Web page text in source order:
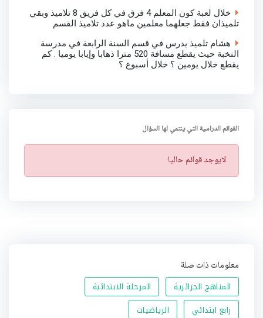
خلال لعبة كون المعلم 4 فرق في كل فريق 8 تلاميذ وبقي
تلميذان فقط جعلهما معلمين ماهو عدد تلاميذ القسم
هشام تلميذ يدرس في قسم السنة الرابعة في مدرسة
النخبة حيث يقطع مسافة 520 مترا ذهابا وإيابا يوميا . كم
يقطع خلال يومين ؟ خلال أسبوع ؟
القوائم الدراسية التي ينتمي لها السؤال
ت
ن
لايوجد قوائم حاليا
معلومات ذات صلة
المناهج الجزائرية
المرحلة الابتدائية
رابع ابتدائي
الرياضيات